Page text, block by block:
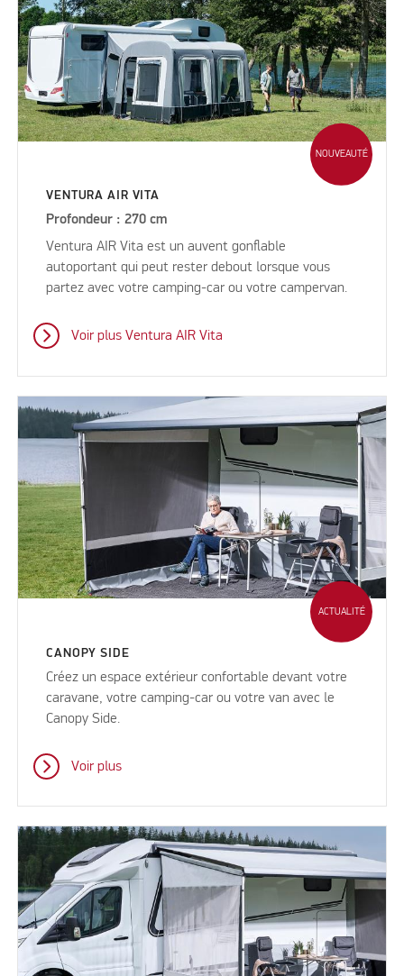
NOUVEAUTÉ
VENTURA AIR VITA
Profondeur : 270 cm
Ventura AIR Vita est un auvent gonflable
autoportant qui peut rester debout lorsque vous
partez avec votre camping-car ou votre campervan.
Voir plus Ventura AIR Vita
ACTUALITÉ
CANOPY SIDE
Créez un espace extérieur confortable devant votre
caravane, votre camping-car ou votre van avec le
Canopy Side.
Voir plus